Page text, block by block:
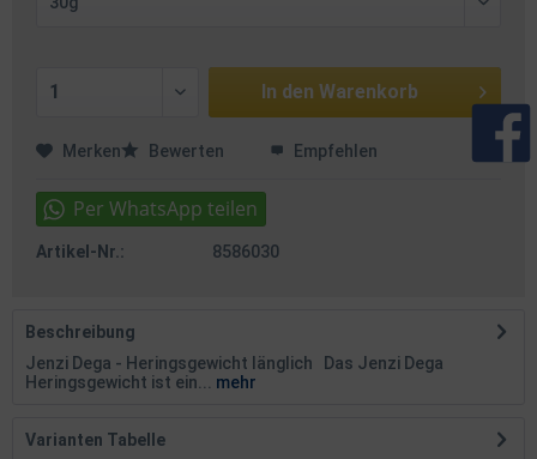
In den Warenkorb
Merken Bewerten Empfehlen
Artikel-Nr.: 8586030
Beschreibung
Jenzi Dega - Heringsgewicht länglich Das Jenzi Dega
Heringsgewicht ist ein...
mehr
Varianten Tabelle